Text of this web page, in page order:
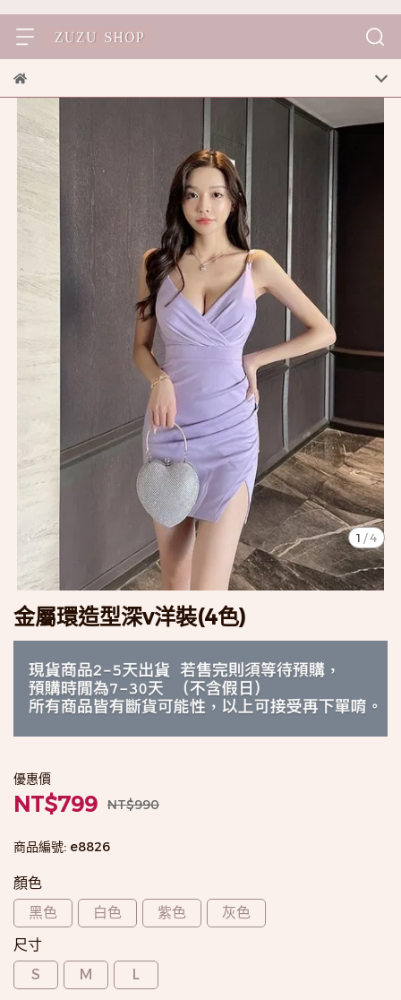
1 /4
金屬環造型深v洋裝(4色)
優惠價
NT$799 NT$990
商品編號: e8826
顏色
黑色
白色 紫色
灰色
尺寸
S
M L